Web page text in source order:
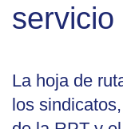
La hoja de
los